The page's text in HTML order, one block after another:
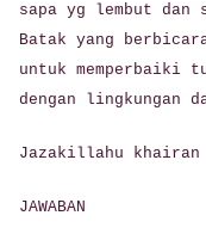
sapa yg lembut
Batak yang
untuk memperbaiki
dengan lingkungan
Jazakillahu khairan
JAWABAN